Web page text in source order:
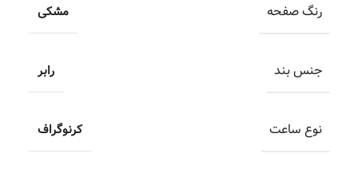
رنگ صفحه مشکی
جنس بند رابر
نوع ساعت کرنوگراف